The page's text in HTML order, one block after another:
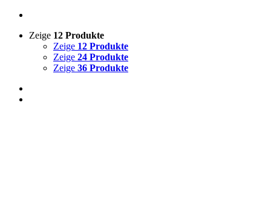
Zeige 12 Produkte
Zeige 12 Produkte
Zeige 24 Produkte
Zeige 36 Produkte